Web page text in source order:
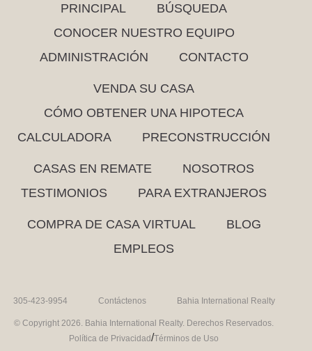
PRINCIPAL
BÚSQUEDA
CONOCER NUESTRO EQUIPO
ADMINISTRACIÓN
CONTACTO
VENDA SU CASA
CÓMO OBTENER UNA HIPOTECA
CALCULADORA
PRECONSTRUCCIÓN
CASAS EN REMATE
NOSOTROS
TESTIMONIOS
PARA EXTRANJEROS
COMPRA DE CASA VIRTUAL
BLOG
EMPLEOS
305-423-9954 Contáctenos Bahia International Realty
© Copyright 2026. Bahia International Realty. Derechos Reservados.
Política de Privacidad/Términos de Uso